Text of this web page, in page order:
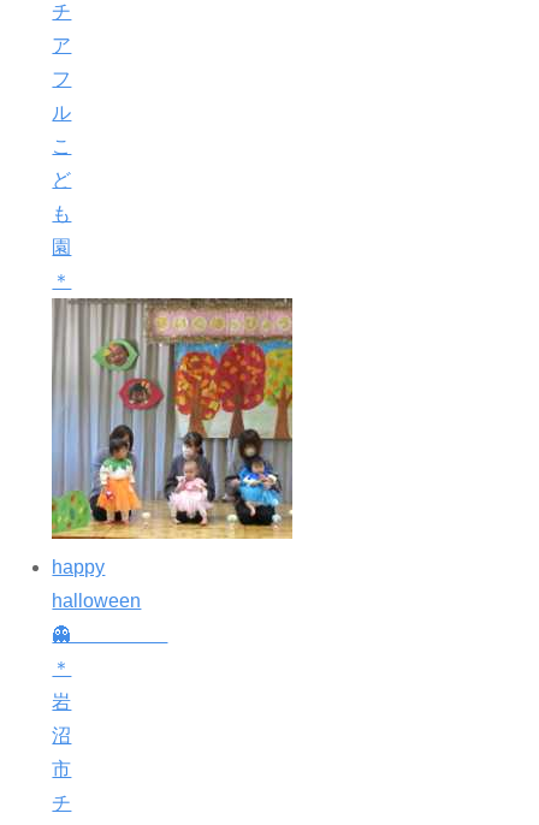
チ
ア
フ
ル
こ
ど
も
園
＊
happy
halloween
👻
＊
岩
沼
市
チ